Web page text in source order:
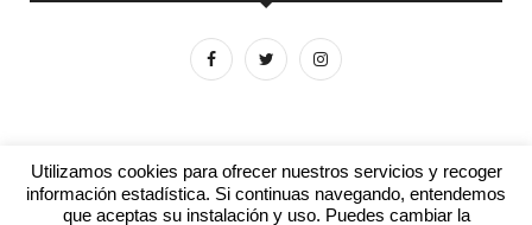
Utilizamos cookies para ofrecer nuestros servicios y recoger
información estadística. Si continuas navegando, entendemos
que aceptas su instalación y uso. Puedes cambiar la